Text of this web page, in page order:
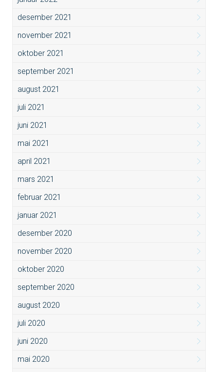
desember 2021
november 2021
oktober 2021
september 2021
august 2021
juli 2021
juni 2021
mai 2021
april 2021
mars 2021
februar 2021
januar 2021
desember 2020
november 2020
oktober 2020
september 2020
august 2020
juli 2020
juni 2020
mai 2020